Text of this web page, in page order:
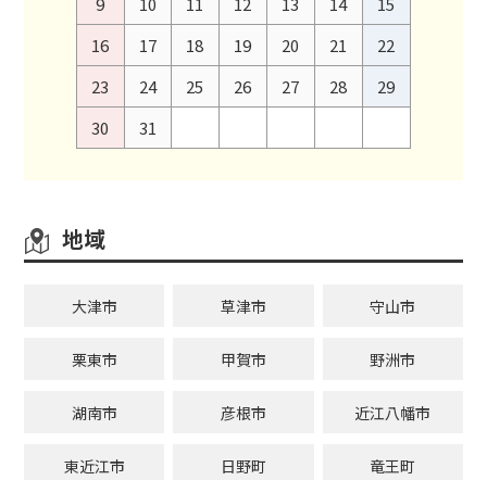
16
17 18 19 20 21
22
23
24 25 26 27 28
29
30
31
地域
大津市 草津市 守山市
栗東市 甲賀市 野洲市
湖南市 彦根市 近江八幡市
東近江市 日野町 竜王町